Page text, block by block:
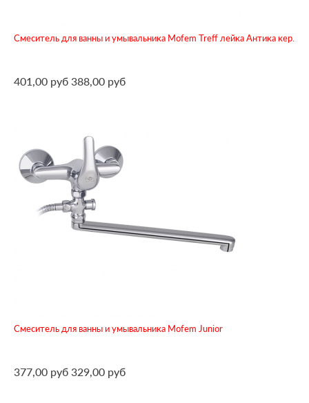
Смеситель для ванны и умывальника Mofem Treff лейка Антика кер.
401,00 руб 388,00 руб
Смеситель для ванны и умывальника Mofem Junior
377,00 руб 329,00 руб